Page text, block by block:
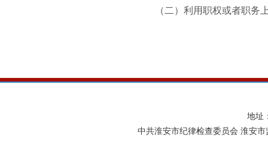
（二）利用职权或者职务
地址
中共淮安市纪律检查委员会 淮安